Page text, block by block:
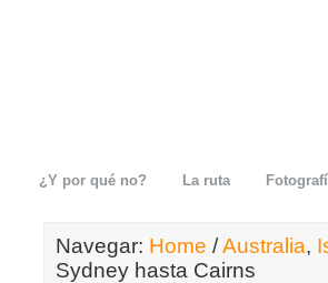
¿Y por qué no? La ruta
Navegar: Home /Australia,
Sydney hasta Cairns